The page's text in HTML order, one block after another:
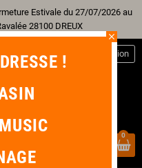
Estivale du 27/07/2026 au
28100 DREUX
Connexion
0
close
!